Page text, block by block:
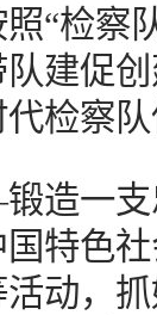
“检察
队建促
检察队
支忠
特色
动，